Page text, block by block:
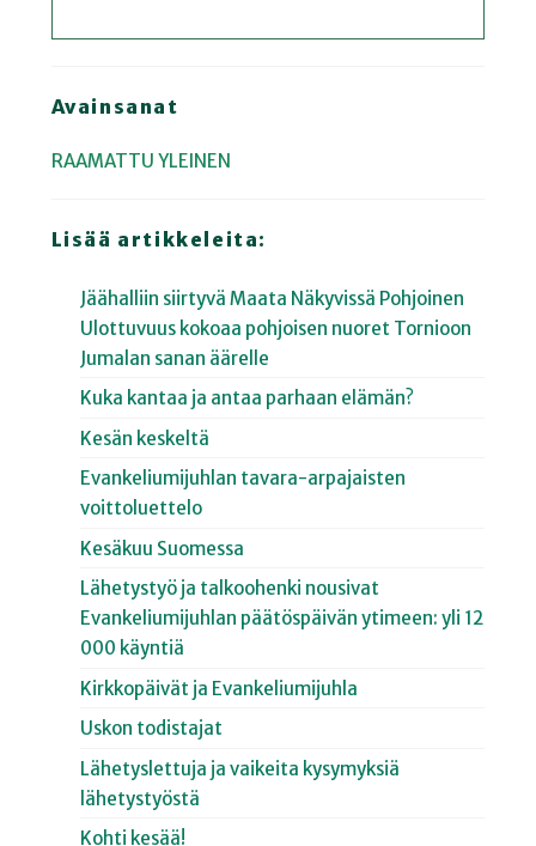
Avainsanat
RAAMATTU YLEINEN
Lisää artikkeleita:
Jäähalliin siirtyvä Maata Näkyvissä Pohjoinen
Ulottuvuus kokoaa pohjoisen nuoret Tornioon
Jumalan sanan äärelle
Kuka kantaa ja antaa parhaan elämän?
Kesän keskeltä
Evankeliumijuhlan tavara-arpajaisten
voittoluettelo
Kesäkuu Suomessa
Lähetystyö ja talkoohenki nousivat
Evankeliumijuhlan päätöspäivän ytimeen: yli 12
000 käyntiä
Kirkkopäivät ja Evankeliumijuhla
Uskon todistajat
Lähetyslettuja ja vaikeita kysymyksiä
lähetystyöstä
Kohti kesää!